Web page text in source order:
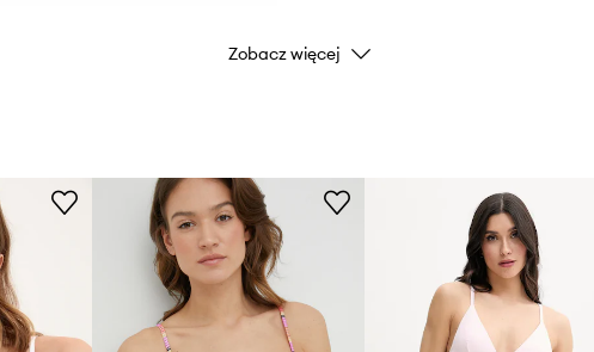
Zobacz więcej